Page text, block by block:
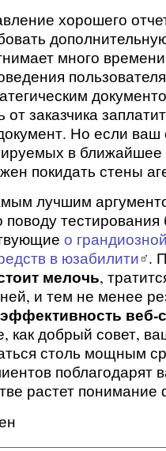
хорошего
много
от заказчика
Но если
в
покидать стены
лучшим
поводу
о
в юзабилити .
мелочь,
и тем не менее
веб-
как добрый совет,
столь мощным
поблагодарят
растет